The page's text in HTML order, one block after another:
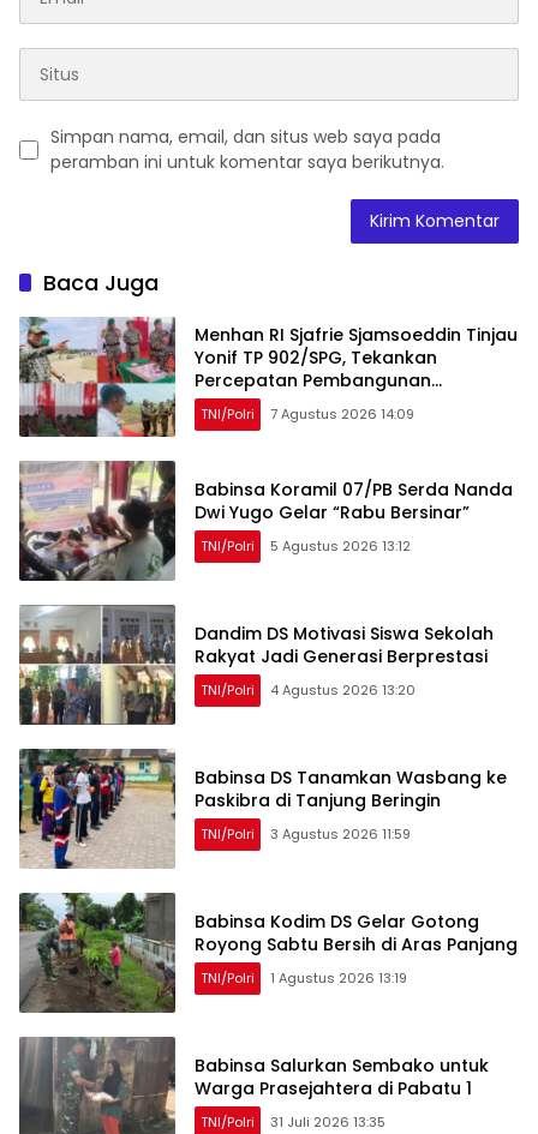
Simpan nama, email, dan situs web saya pada
peramban ini untuk komentar saya berikutnya.
Baca Juga
Menhan RI Sjafrie Sjamsoeddin Tinjau
Yonif TP 902/SPG, Tekankan
Percepatan Pembangunan
Pangkalan dan Pengabdian Prajurit
kepada Rakyat
TNI/Polri 7 Agustus 2026 14:09
Babinsa Koramil 07/PB Serda Nanda
Dwi Yugo Gelar “Rabu Bersinar”
TNI/Polri 5 Agustus 2026 13:12
Dandim DS Motivasi Siswa Sekolah
Rakyat Jadi Generasi Berprestasi
TNI/Polri 4 Agustus 2026 13:20
Babinsa DS Tanamkan Wasbang ke
Paskibra di Tanjung Beringin
TNI/Polri 3 Agustus 2026 11:59
Babinsa Kodim DS Gelar Gotong
Royong Sabtu Bersih di Aras Panjang
TNI/Polri 1 Agustus 2026 13:19
Babinsa Salurkan Sembako untuk
Warga Prasejahtera di Pabatu 1
TNI/Polri 31 Juli 2026 13:35